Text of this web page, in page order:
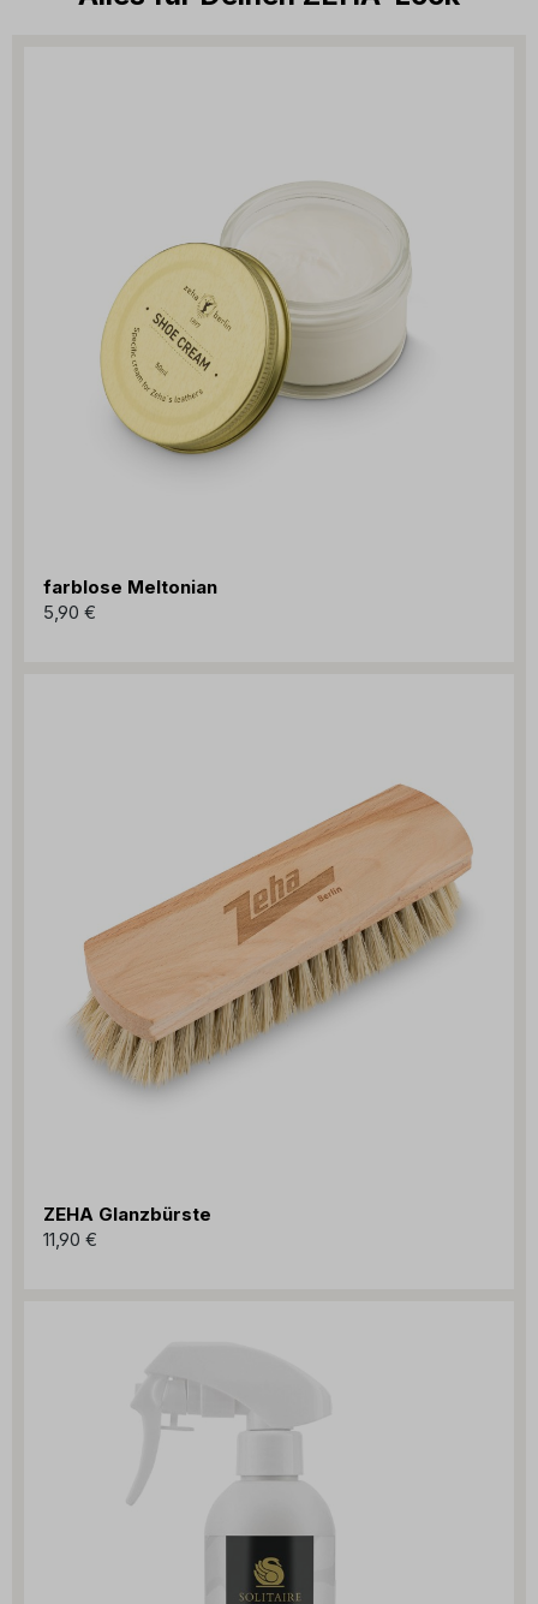
farblose Meltonian
5,90 €
ZEHA Glanzbürste
11,90 €